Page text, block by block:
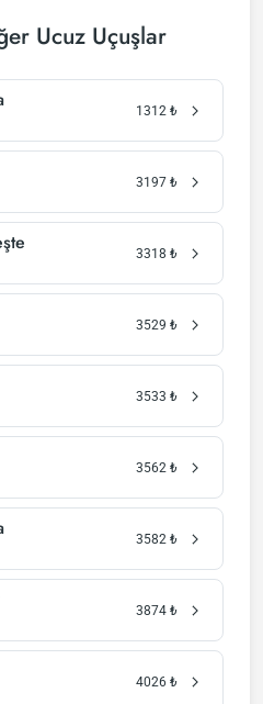
Ucuz Uçuşlar
1312 ₺
3197 ₺
3318 ₺
3529 ₺
3533 ₺
3562 ₺
3582 ₺
3874 ₺
4026 ₺